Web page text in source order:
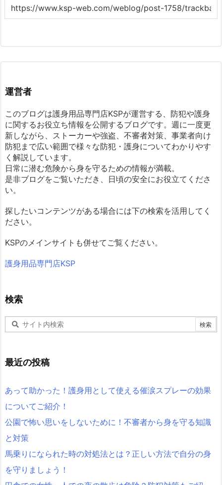
運営者
このブログは護身用品専門店KSPが運営する、防犯や護身
に関するお役立ち情報を公開するブログです。週に一度更
新しながら、ストーカーや強盗、不審者対策、事業者向け
防犯まで広い範囲で様々な防犯・護身についてわかりやす
く解説しています。
日常に潜む危険から身を守るための情報が満載。
是非ブログをご覧いただき、日頃の安全にお役立てくださ
い。
探したいコンテンツがある場合には下の検索を活用してく
ださい。
KSPのメインサイトも併せてご覧ください。
護身用品専門店KSP
検索
最近の投稿
あって助かった！護身用として使える催涙スプレーの効果
についてご紹介！
公園で怖い思いをしないために！不審者から身を守る知識
と対策
馬乗りになられた時の対処法とは？正しい方法で自分の身
を守りましょう！